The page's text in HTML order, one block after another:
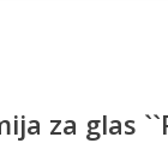
za glas